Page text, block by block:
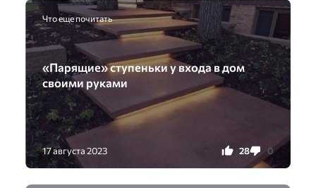
Что еще почитать
«Парящиe» cтyпеньки y вxода в дом
своими pуками
17 августа 2023 28 0